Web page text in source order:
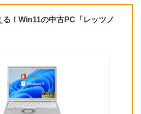
る！Win11の中古PC「レッツノ